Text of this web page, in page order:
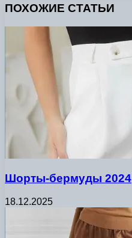
ПОХОЖИЕ СТАТЬИ
Шорты-бермуды 2024
18.12.2025